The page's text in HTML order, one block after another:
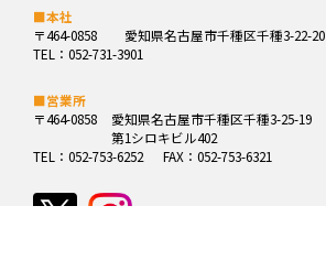
■本社
〒464-0858
愛知県名古屋市千種区千種3-22-20
TEL：052-731-3901
■営業所
〒464-0858
愛知県名古屋市千種区千種3-25-19
第1シロキビル402
TEL：052-753-6252
FAX：052-753-6321